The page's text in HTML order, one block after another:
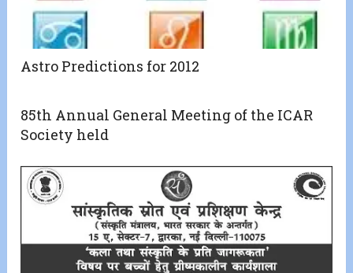
Astro Predictions for 2012
85th Annual General Meeting of the ICAR
Society held